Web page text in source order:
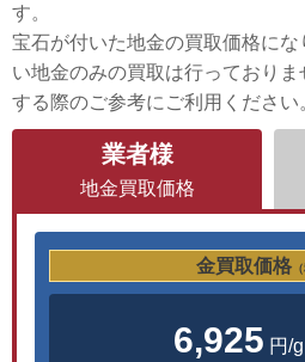
す。
宝石が付いた地金の買取価格に
い地金のみの買取は行っており
する際のご参考にご利用ください
業者様
地金買取価格
金買取価格
6,925 円/g